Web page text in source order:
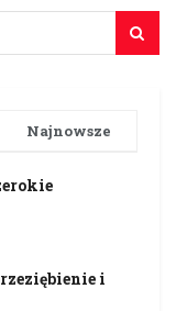
Najnowsze
i